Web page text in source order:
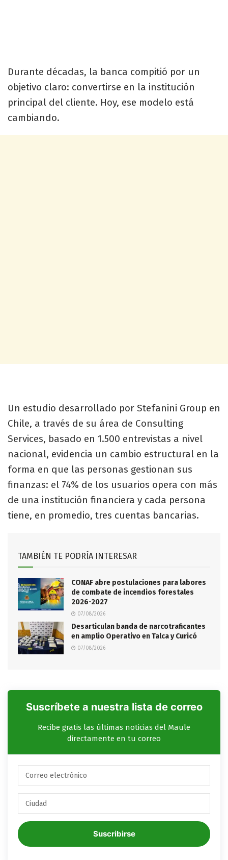
Durante décadas, la banca compitió por un
objetivo claro: convertirse en la institución
principal del cliente. Hoy, ese modelo está
cambiando.
Un estudio desarrollado por Stefanini Group en
Chile, a través de su área de Consulting
Services, basado en 1.500 entrevistas a nivel
nacional, evidencia un cambio estructural en la
forma en que las personas gestionan sus
finanzas: el 74% de los usuarios opera con más
de una institución financiera y cada persona
tiene, en promedio, tres cuentas bancarias.
TAMBIÉN TE PODRÍA INTERESAR
CONAF abre postulaciones para labores
de combate de incendios forestales
2026-2027
07/08/2026
Desarticulan banda de narcotraficantes
en amplio Operativo en Talca y Curicó
07/08/2026
Suscríbete a nuestra lista de correo
Recibe gratis las últimas noticias del Maule
directamente en tu correo
Suscribirse